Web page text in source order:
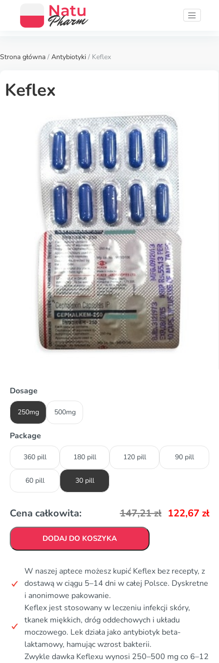
Strona główna / Antybiotyki / Keflex
Keflex
Dosage
250mg 500mg
Package
360 pill 180 pill 120 pill 90 pill
60 pill 30 pill
Cena całkowita: 147,21zł 122,67 zł
DODAJ DO KOSZYKA
W naszej aptece możesz kupić Keflex bez recepty, z
dostawą w ciągu 5–14 dni w całej Polsce. Dyskretne
i anonimowe pakowanie.
Keflex jest stosowany w leczeniu infekcji skóry,
tkanek miękkich, dróg oddechowych i układu
moczowego. Lek działa jako antybiotyk beta-
laktamowy, hamując wzrost bakterii.
Zwykle dawka Keflexu wynosi 250–500 mg co 6–12